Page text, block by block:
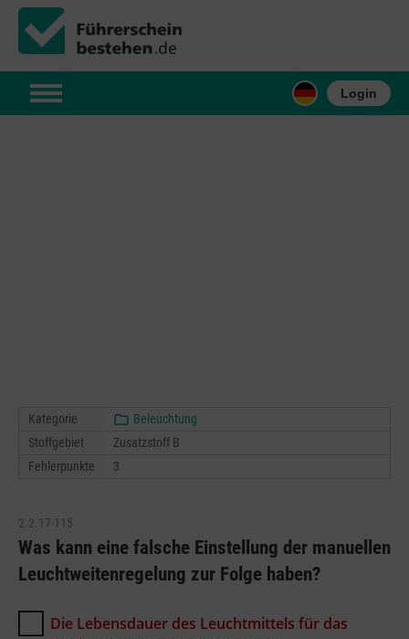
Login
Kategorie
Beleuchtung
Stoffgebiet
Zusatzstoff B
Fehlerpunkte
3
2.2.17-115
Was kann eine falsche Einstellung der manuellen
Leuchtweitenregelung zur Folge haben?
Die Lebensdauer des Leuchtmittels für das